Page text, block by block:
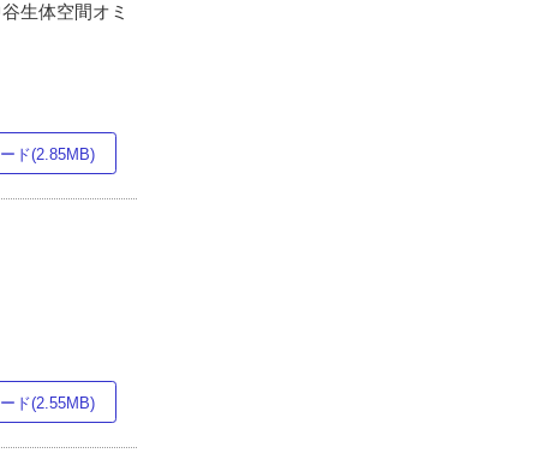
生体空間オミ
ド(2.85MB)
ド(2.55MB)